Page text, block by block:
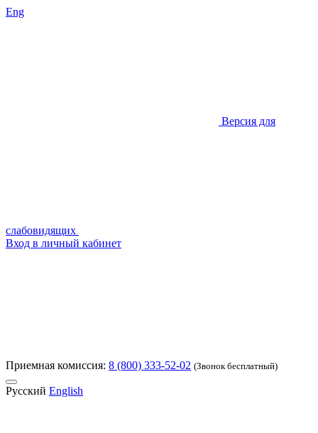
Eng
Версия для
слабовидящих
Вход в личный кабинет
Приемная комиссия: 8 (800) 333-52-02 (Звонок бесплатный)
Русский English